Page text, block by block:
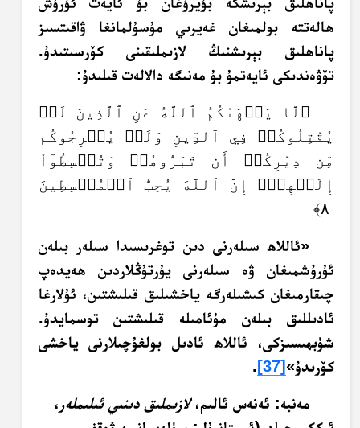
ھالەتتە بولمىغان غەيرىي مۇسۇلمانغا ۋاقىتسىز
پاناھلىق بېرىشنىڭ لازىملىقىنى كۆرسىتىدۇ.
تۆۋەندىكى ئايەتمۇ بۇ مەنىگە دالالەت قىلىدۇ:
﴿لَّا يَنۡهَىٰكُمُ ٱللَّهُ عَنِ ٱلَّذِينَ لَمۡ
يُقَٰتِلُوكُمۡ فِي ٱلدِّينِ وَلَمۡ يُخۡرِجُوكُم
مِّن دِيَٰرِكُمۡ أَن تَبَرُّوهُمۡ وَتُقۡسِطُوٓاْ
إِلَيۡهِمۡۚ إِنَّ ٱللَّهَ يُحِبُّ ٱلۡمُقۡسِطِينَ
«ئاللاھ سىلەرنى دىن توغرىسىدا سىلەر بىلەن
ئۇرۇشمىغان ۋە سىلەرنى يۇرتۇڭلاردىن ھەيدەپ
چىقارمىغان كىشىلەرگە ياخشىلىق قىلىشتىن، ئۇلارغا
ئادىللىق بىلەن مۇئامىلە قىلىشتىن توسمايدۇ.
شۈبھىسىزكى، ئاللاھ ئادىل بولغۇچىلارنى ياخشى
كۆرىدۇ» [37]
.‏
مەنبە: ئەنەس ئالىم،لازىملىق دىنىي ئىلىملەر ،